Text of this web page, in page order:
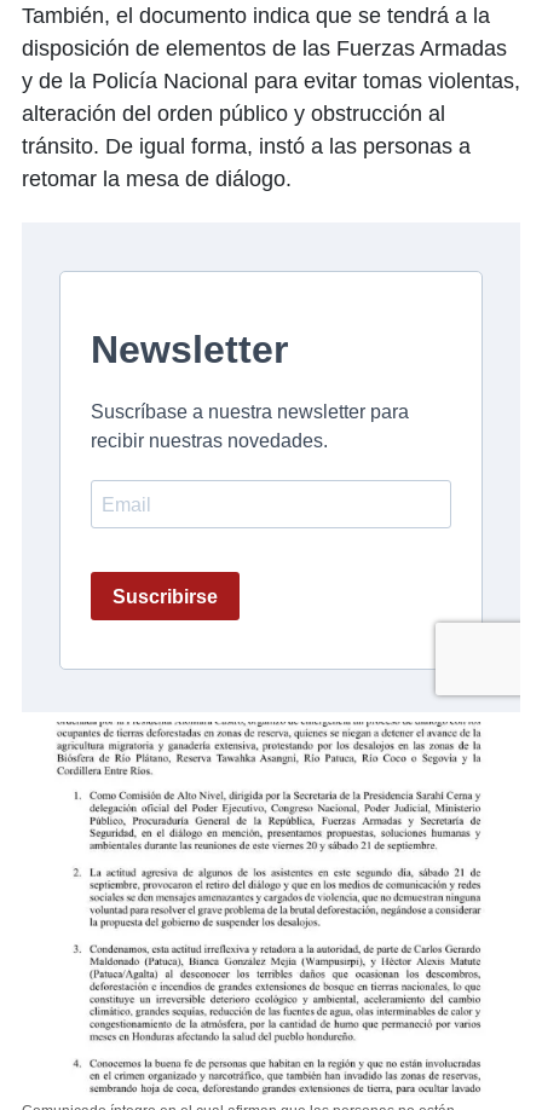
También, el documento indica que se tendrá a la
disposición de elementos de las Fuerzas Armadas
y de la Policía Nacional para evitar tomas violentas,
alteración del orden público y obstrucción al
tránsito. De igual forma, instó a las personas a
retomar la mesa de diálogo.